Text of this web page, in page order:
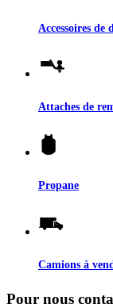
Accessoires de
Attaches de
Propane
Camions à
Pour nous